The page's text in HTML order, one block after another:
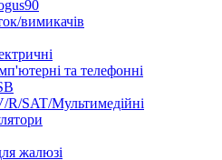
вимикачів
та телефонні
R/SAT/Мультимедійні
жалюзі